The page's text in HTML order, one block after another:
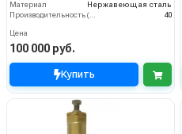
Материал
Нержавеющая сталь
Производительность (л/мин)
40
Цена
100 000 руб.
Купить